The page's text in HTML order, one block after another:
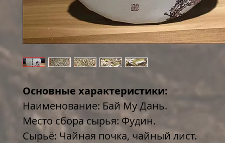
Основные характеристики:
Наименование: Бай Му Дань.
Место сбора сырья: Фудин.
Сырьё: Чайная почка, чайный лист.